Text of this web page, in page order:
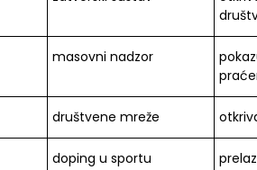
masovni nadzor
društvene mreže
doping u sportu